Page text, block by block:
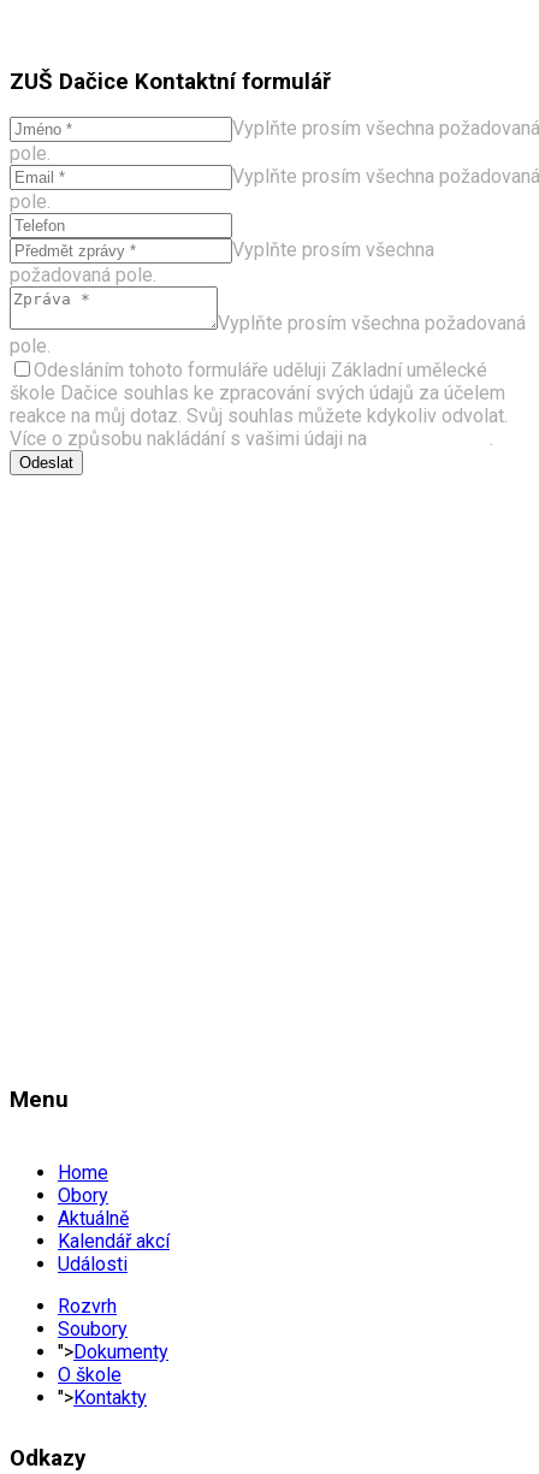
ZUŠ Dačice Kontaktní formulář
Vyplňte prosím všechna požadovaná
pole.
Vyplňte prosím všechna požadovaná
pole.
Vyplňte prosím všechna
požadovaná pole.
Vyplňte prosím všechna požadovaná
pole.
Odesláním tohoto formuláře uděluji Základní umělecké
škole Dačice souhlas ke zpracování svých údajů za účelem
reakce na můj dotaz. Svůj souhlas můžete kdykoliv odvolat.
Více o způsobu nakládání s vašimi údaji na
.
Odeslat
Menu
Home
Obory
Aktuálně
Kalendář akcí
Události
Rozvrh
Soubory
">Dokumenty
O škole
">Kontakty
Odkazy